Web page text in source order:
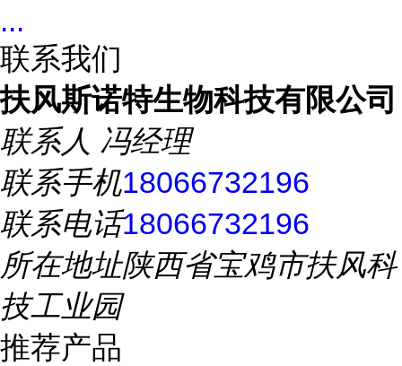
...
联系我们
扶风斯诺特生物科技有限公司
联系人 冯经理
联系手机18066732196
联系电话18066732196
所在地址陕西省宝鸡市扶风科
技工业园
推荐产品